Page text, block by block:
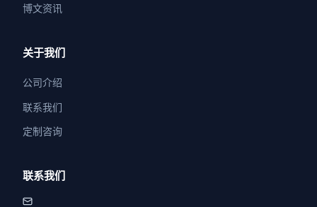
博文资讯
关于我们
公司介绍
联系我们
定制咨询
联系我们